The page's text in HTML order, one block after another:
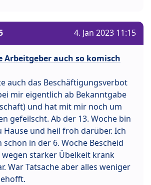
4. Jan 2023 11:15
Arbeitgeber auch so komisch
auch das Beschäftigungsverbot
mir eigentlich ab Bekanntgabe
und hat mit mir noch um
gefeilscht. Ab der 13. Woche bin
Hause und heil froh darüber. Ich
in der 6. Woche Bescheid
wegen starker Übelkeit krank
War Tatsache aber alles weniger